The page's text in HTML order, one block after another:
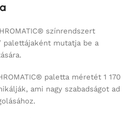
színrendszert
palettájaként mutatja be a
paletta méretét 1 170
ami nagy szabadságot ad